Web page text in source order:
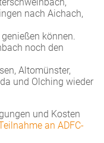
nach Aichach,
können.
noch den
Altomünster,
und Olching wieder
und Kosten
an ADFC-